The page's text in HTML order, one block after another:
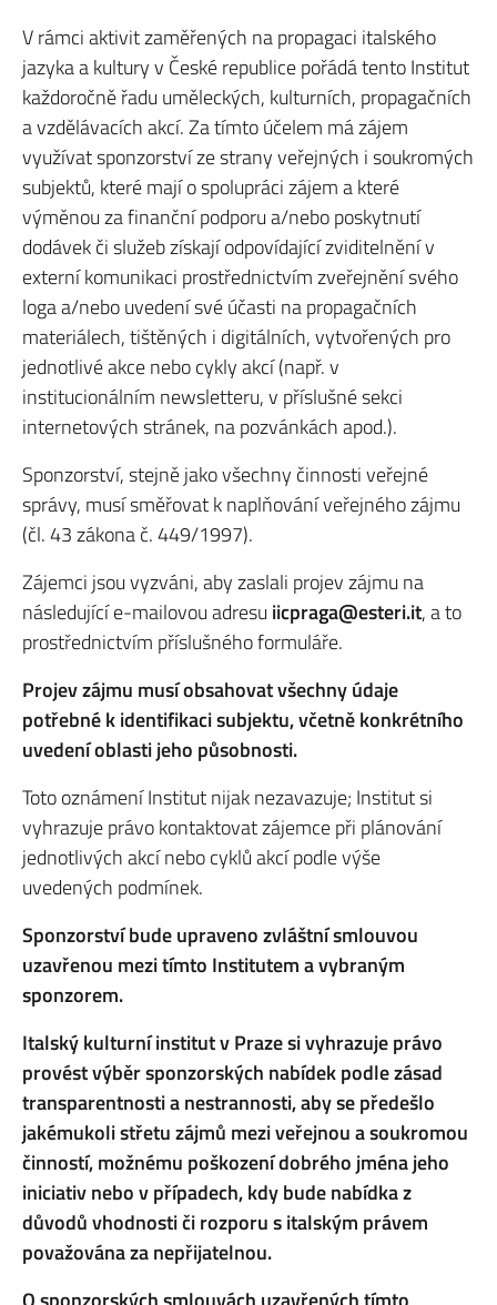
V rámci aktivit zaměřených na propagaci italského
jazyka a kultury v České republice pořádá tento Institut
každoročně řadu uměleckých, kulturních, propagačních
a vzdělávacích akcí. Za tímto účelem má zájem
využívat sponzorství ze strany veřejných i soukromých
subjektů, které mají o spolupráci zájem a které
výměnou za finanční podporu a/nebo poskytnutí
dodávek či služeb získají odpovídající zviditelnění v
externí komunikaci prostřednictvím zveřejnění svého
loga a/nebo uvedení své účasti na propagačních
materiálech, tištěných i digitálních, vytvořených pro
jednotlivé akce nebo cykly akcí (např. v
institucionálním newsletteru, v příslušné sekci
internetových stránek, na pozvánkách apod.).
Sponzorství, stejně jako všechny činnosti veřejné
správy, musí směřovat k naplňování veřejného zájmu
(čl. 43 zákona č. 449/1997).
Zájemci jsou vyzváni, aby zaslali projev zájmu na
následující e-mailovou adresu iicpraga@esteri.it, a to
prostřednictvím příslušného formuláře.
Projev zájmu musí obsahovat všechny údaje
potřebné k identifikaci subjektu, včetně konkrétního
uvedení oblasti jeho působnosti.
Toto oznámení Institut nijak nezavazuje; Institut si
vyhrazuje právo kontaktovat zájemce při plánování
jednotlivých akcí nebo cyklů akcí podle výše
uvedených podmínek.
Sponzorství bude upraveno zvláštní smlouvou
uzavřenou mezi tímto Institutem a vybraným
sponzorem.
Italský kulturní institut v Praze si vyhrazuje právo
provést výběr sponzorských nabídek podle zásad
transparentnosti a nestrannosti, aby se předešlo
jakémukoli střetu zájmů mezi veřejnou a soukromou
činností, možnému poškození dobrého jména jeho
iniciativ nebo v případech, kdy bude nabídka z
důvodů vhodnosti či rozporu s italským právem
považována za nepřijatelnou.